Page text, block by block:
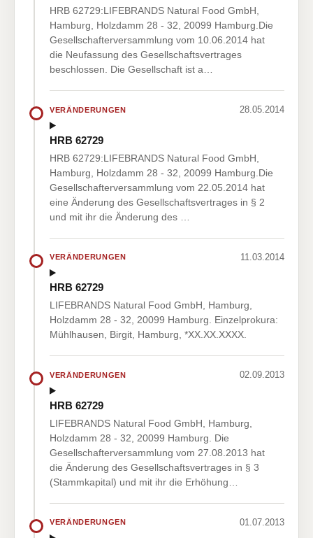
HRB 62729:LIFEBRANDS Natural Food GmbH,
Hamburg, Holzdamm 28 - 32, 20099 Hamburg.Die
Gesellschafterversammlung vom 10.06.2014 hat
die Neufassung des Gesellschaftsvertrages
beschlossen. Die Gesellschaft ist a…
VERÄNDERUNGEN 28.05.2014
HRB 62729
HRB 62729:LIFEBRANDS Natural Food GmbH,
Hamburg, Holzdamm 28 - 32, 20099 Hamburg.Die
Gesellschafterversammlung vom 22.05.2014 hat
eine Änderung des Gesellschaftsvertrages in § 2
und mit ihr die Änderung des …
VERÄNDERUNGEN 11.03.2014
HRB 62729
LIFEBRANDS Natural Food GmbH, Hamburg,
Holzdamm 28 - 32, 20099 Hamburg. Einzelprokura:
Mühlhausen, Birgit, Hamburg, *XX.XX.XXXX.
VERÄNDERUNGEN 02.09.2013
HRB 62729
LIFEBRANDS Natural Food GmbH, Hamburg,
Holzdamm 28 - 32, 20099 Hamburg. Die
Gesellschafterversammlung vom 27.08.2013 hat
die Änderung des Gesellschaftsvertrages in § 3
(Stammkapital) und mit ihr die Erhöhung…
VERÄNDERUNGEN 01.07.2013